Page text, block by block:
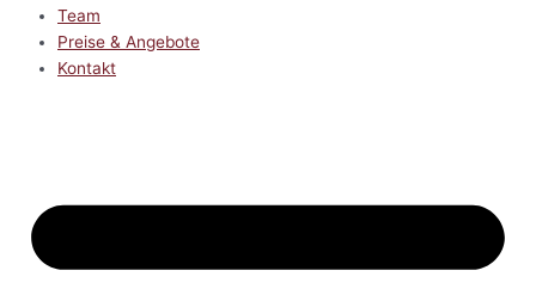
Team
Preise & Angebote
Kontakt